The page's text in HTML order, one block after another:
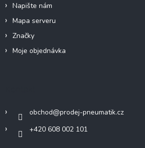
Napište nám
Mapa serveru
Značky
Moje objednávka
obchod@prodej-pneumatik.cz
+420 608 002 101